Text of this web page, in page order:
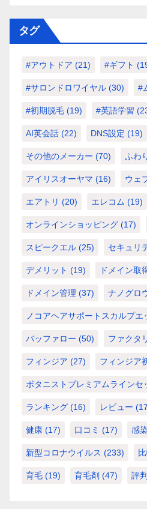
タグ
#アウトドア (21) #ギフト
#サロンドロワイヤル (30) #
#初期脱毛 (19) #英語学習
AI英会話 (22) DNS設定 (19)
その他のメーカー (70) ふわ
アイリスオーヤマ (16) ウェ
エアトリ (20) エレコム (19)
オンラインショッピング (17)
スピークエル (25) セキュリ
デメリット (19) ドメイン取
ドメイン管理 (37) ナノグロ
ノコアヘアサポートスカルプエ
バッファロー (50) ファクタ
フィンジア (27) フィンジア
ボタニストプレミアムラインセ
ランキング (16) レビュー
健康 (17) 口コミ (17) 感染
新型コロナウイルス (233)
育毛 (19) 育毛剤 (47) 評判